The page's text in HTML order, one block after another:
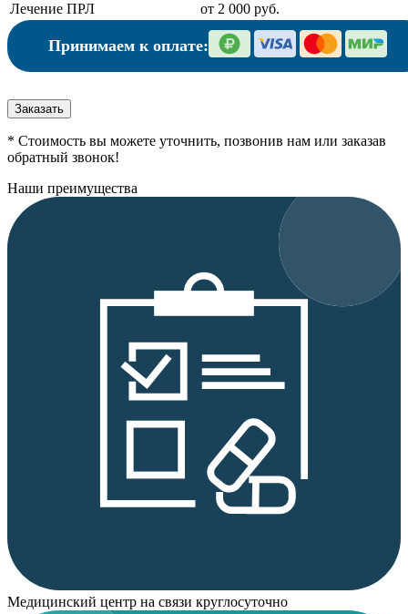
Лечение ПРЛ
от 2 000 руб.
Принимаем к оплате:
Заказать
* Стоимость вы можете уточнить, позвонив нам или заказав
обратный звонок!
Наши преимущества
Медицинский центр на связи круглосуточно